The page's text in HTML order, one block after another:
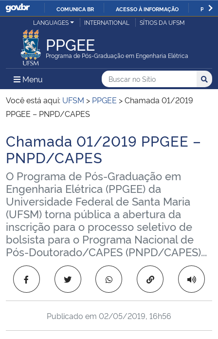
IR
COMUNICA BR ACESSO À INFORMAÇÃO
Ministério da Justiça e Segurança Pública
Ministério da Defesa
Ministério das Relações Exteriores
Ministério da Infraestrutura
Ministério da Agricultura, Pecuária e Abastecimento
Ministério da Educação
Ministério da Cidadania
Ministério da Saúde
Ministério de Minas e Energia
Ministério da Ciência, Tecnologia, Inovações e Comunicações
Ministério do Meio Ambiente
LANGUAGES INTERNATIONAL SÍTIOS DA UFSM
PPGEE
Programa de Pós-Graduação em Engenharia Elétrica
Menu Menu Principal do Sítio
Busca
Buscar no no Sítio
Busca:
Você está aqui: UFSM > PPGEE >Chamada 01/2019
PPGEE – PNPD/CAPES
Início do conteúdo
Chamada 01/2019 PPGEE –
PNPD/CAPES
O Programa de Pós-Graduação em
Engenharia Elétrica (PPGEE) da
Universidade Federal de Santa Maria
(UFSM) torna pública a abertura da
inscrição para o processo seletivo de
bolsista para o Programa Nacional de
Pós-Doutorado/CAPES (PNPD/CAPES)...
Copiar para área
Publicado em 02/05/2019, 16h56